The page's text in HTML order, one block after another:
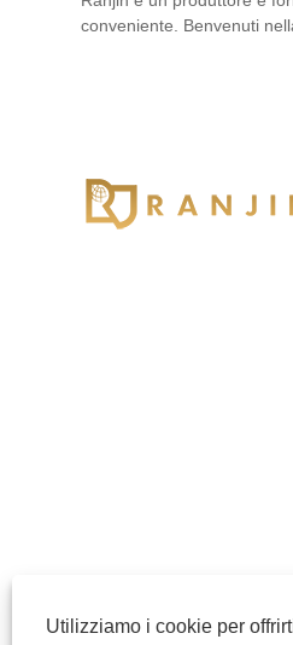
giardino o alle feste di
compleanno.
conveniente. Benvenuti
Utilizziamo i cookie per